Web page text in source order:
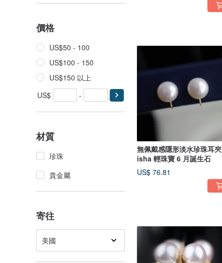
價格
US$50 - 100
US$100 - 150
US$150 以上
US$
-
材質
珍珠
貴金屬
寄往
美國
無佩戴感隱形淡水珍珠耳夾
isha 輕珠寶 6 月誕生石
US$ 76.81